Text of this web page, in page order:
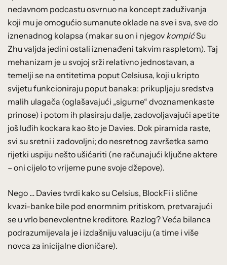
nedavnom podcastu osvrnuo na koncept zaduživanja
koji mu je omogućio sumanute oklade na sve i sva, sve do
iznenadnog kolapsa (makar su on i njegov kompićSu
Zhu valjda jedini ostali iznenađeni takvim raspletom). Taj
mehanizam je u svojoj srži relativno jednostavan, a
temelji se na entitetima poput Celsiusa, koji u kripto
svijetu funkcioniraju poput banaka: prikupljaju sredstva
malih ulagača (oglašavajući „sigurne“ dvoznamenkaste
prinose) i potom ih plasiraju dalje, zadovoljavajući apetite
još luđih kockara kao što je Davies. Dok piramida raste,
svi su sretni i zadovoljni; do nesretnog završetka samo
rijetki uspiju nešto ušićariti (ne računajući ključne aktere
– oni cijelo to vrijeme pune svoje džepove).
Nego … Davies tvrdi kako su Celsius, BlockFi i slične
kvazi-banke bile pod enormnim pritiskom, pretvarajući
se u vrlo benevolentne kreditore. Razlog? Veća bilanca
podrazumijevala je i izdašniju valuaciju (a time i više
novca za inicijalne dioničare).